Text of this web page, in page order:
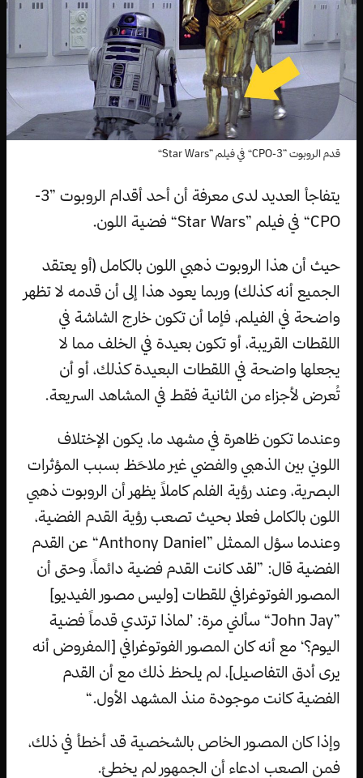
قدم الروبوت ”3-CPO“ في فيلم ”Star Wars“
يتفاجأ العديد لدى معرفة أن أحد أقدام الروبوت ”3-
CPO“ في فيلم ”Star Wars“ فضية اللون.
حيث أن هذا الروبوت ذهبي اللون بالكامل (أو يعتقد
الجميع أنه كذلك) وربما يعود هذا إلى أن قدمه لا تظهر
واضحة في الفيلم، فإما أن تكون خارج الشاشة في
اللقطات القريبة، أو تكون بعيدة في الخلف مما لا
يجعلها واضحة في اللقطات البعيدة كذلك، أو أن
تُعرض لأجزاء من الثانية فقط في المشاهد السريعة.
وعندما تكون ظاهرة في مشهد ما، يكون الإختلاف
اللوني بين الذهبي والفضي غير ملاحَظ بسبب المؤثرات
البصرية، وعند رؤية الفلم كاملاً يظهر أن الروبوت ذهبي
اللون بالكامل فعلا بحيث تصعب رؤية القدم الفضية،
وعندما سؤل الممثل ”Anthony Daniel“ عن القدم
الفضية قال: ”لقد كانت القدم فضية دائماً، وحتى أن
المصور الفوتوغرافي للقطات [وليس مصور الفيديو]
”John Jay“ سألني مرة: ’لماذا ترتدي قدماً فضية
اليوم؟‘ مع أنه كان المصور الفوتوغرافي [المفروض أنه
يرى أدق التفاصيل]، لم يلحظ ذلك مع أن القدم
الفضية كانت موجودة منذ المشهد الأول.“
وإذا كان المصور الخاص بالشخصية قد أخطأ في ذلك،
فمن الصعب ادعاء أن الجمهور لم يخطئ.